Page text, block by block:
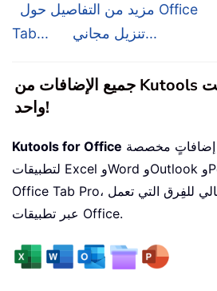
مزيد من التفاصيل حول Office
Tab...
تنزيل مجاني...
جميع الإضافات من Kutools في برنامج تثبيت
واحد!
Kutools for Office
لتطبيقات Excel وWord وOutlook وPowerPoint، إلى جانب
Office Tab Pro، مما يجعلها الخيار المثالي للفِرق التي تعمل
عبر تطبيقات Office.